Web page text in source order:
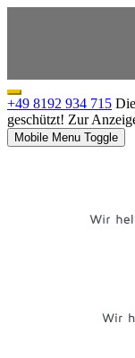
+49 8192 934 715
geschützt! Zur
Mobile Menu Toggle